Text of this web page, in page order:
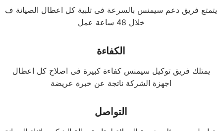
يتمتع فريق دعم سيمنس بالسرعة فى تلبية كل اعطال الصيانة ف
خلال 48 ساعة عمل
الكفاءة
يمتلك فريق توكيل سيمنس كفاءة كبيرة فى اصلاح كل اعطال
اجهزة الشركة ناتجة عن خبرة عريضة
التواصل